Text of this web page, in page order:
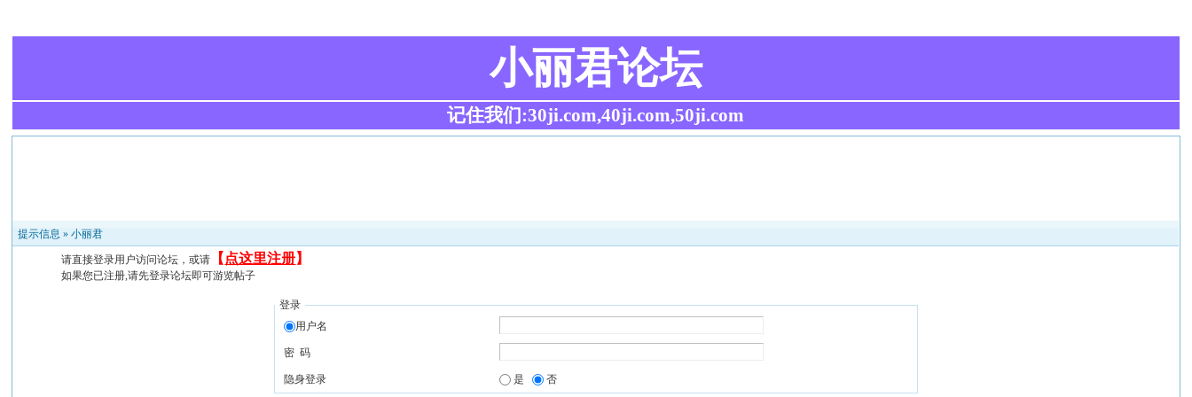
小丽君论坛
记住我们:30ji.com,40ji.com,50ji.com
提示信息 »小丽君
请直接登录用户访问论坛，或请 【 点这里注册】
如果您已注册,请先登录论坛即可游览帖子
登录
用户名
密 码
隐身登录 是 否